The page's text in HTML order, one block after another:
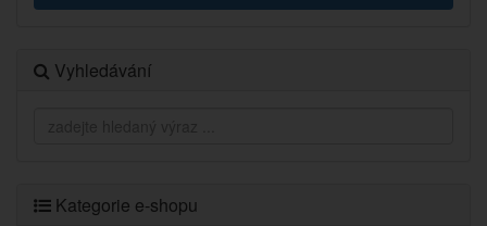
Vyhledávání
Kategorie e-shopu